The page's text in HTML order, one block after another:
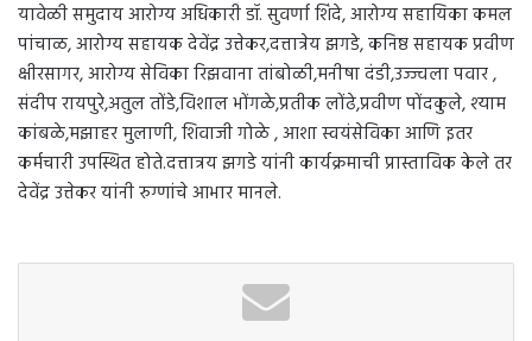
यावेळी समुदाय आरोग्य अधिकारी डॉ. सुवर्णा शिंदे, आरोग्य सहायिका कमल
पांचाळ, आरोग्य सहायक देवेंद्र उत्तेकर,दत्तात्रेय झगडे, कनिष्ठ सहायक प्रवीण
क्षीरसागर, आरोग्य सेविका रिझवाना तांबोळी,मनीषा दंडी,उज्ज्वला पवार ,
संदीप रायपुरे,अतुल तोंडे,विशाल भोंगळे,प्रतीक लोंढे,प्रवीण पोंदकुले, श्याम
कांबळे,मझाहर मुलाणी, शिवाजी गोळे , आशा स्वयंसेविका आणि इतर
कर्मचारी उपस्थित होते.दत्तात्रय झगडे यांनी कार्यक्रमाची प्रास्ताविक केले तर
देवेंद्र उत्तेकर यांनी रुग्णांचे आभार मानले.